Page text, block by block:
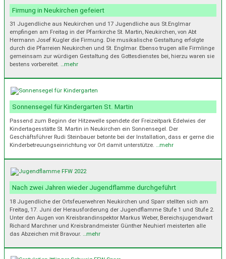
Firmung in Neukirchen gefeiert
31 Jugendliche aus Neukirchen und 17 Jugendliche aus St.Englmar
empfingen am Freitag in der Pfarrkirche St. Martin, Neukirchen, von Abt
Hermann Josef Kugler die Firmung. Die musikalische Gestaltung erfolgte
durch die Pfarreien Neukirchen und St. Englmar. Ebenso trugen alle Firmlinge
gemeinsam zur würdigen Gestaltung des Gottesdienstes bei, hierzu waren sie
bestens vorbereitet. …mehr
Sonnensegel für Kindergarten St. Martin
Passend zum Beginn der Hitzewelle spendete der Freizeitpark Edelwies der
Kindertagesstätte St. Martin in Neukirchen ein Sonnensegel. Der
Geschäftsführer Rudi Steinbauer betonte bei der Installation, dass er gerne die
Kinderbetreuungseinrichtung vor Ort damit unterstütze. …mehr
Nach zwei Jahren wieder Jugendflamme durchgeführt
18 Jugendliche der Ortsfeuerwehren Neukirchen und Sparr stellten sich am
Freitag, 17. Juni der Herausforderung der Jugendflamme Stufe 1 und Stufe 2.
Unter den Augen von Kreisbrandinspektor Markus Weber, Bereichsjugendwart
Richard Marchner und Kreisbrandmeister Günther Neuhierl meisterten alle
das Abzeichen mit Bravour.
…mehr